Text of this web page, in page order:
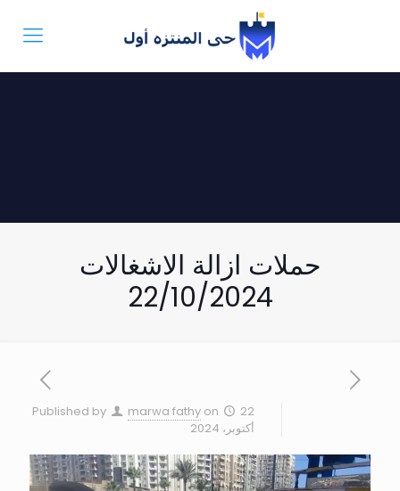
حملات ازالة الاشغالات
22/10/2024
Published by marwa fathy on
22
أكتوبر، 2024